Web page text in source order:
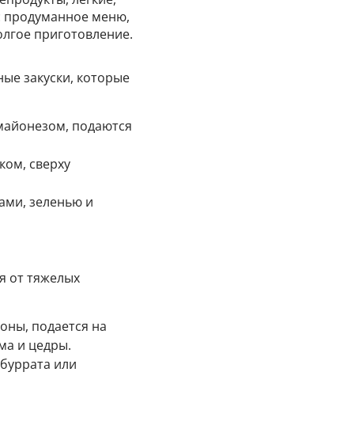
продуманное меню,
приготовление.
закуски, которые
подаются
сверху
зеленью и
от тяжелых
подается на
и цедры.
или